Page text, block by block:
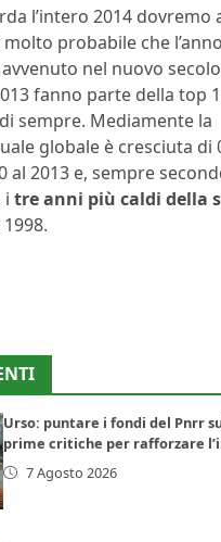
l’intero 2014 dovremo
probabile che
nel nuovo
fanno parte della top
sempre. Mediamente la
globale è cresciuta di
al 2013 e, sempre
i tre anni più caldi della
Urso: puntare i fondi del Pnrr
prime critiche per rafforzare
7 Agosto 2026